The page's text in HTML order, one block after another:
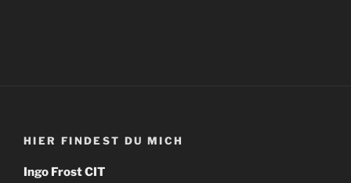
HIER FINDEST DU MICH
Ingo Frost CIT